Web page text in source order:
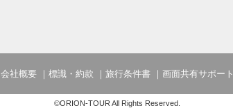
会社概要 標識・約款 旅行条件書 画面共有サポート
©ORION-TOUR All Rights Reserved.